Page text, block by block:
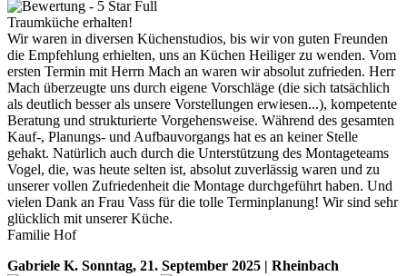
Traumküche erhalten!
Wir waren in diversen Küchenstudios, bis wir von guten Freunden
die Empfehlung erhielten, uns an Küchen Heiliger zu wenden. Vom
ersten Termin mit Herrn Mach an waren wir absolut zufrieden. Herr
Mach überzeugte uns durch eigene Vorschläge (die sich tatsächlich
als deutlich besser als unsere Vorstellungen erwiesen...), kompetente
Beratung und strukturierte Vorgehensweise. Während des gesamten
Kauf-, Planungs- und Aufbauvorgangs hat es an keiner Stelle
gehakt. Natürlich auch durch die Unterstützung des Montageteams
Vogel, die, was heute selten ist, absolut zuverlässig waren und zu
unserer vollen Zufriedenheit die Montage durchgeführt haben. Und
vielen Dank an Frau Vass für die tolle Terminplanung! Wir sind sehr
glücklich mit unserer Küche.
Familie Hof
Gabriele K. Sonntag, 21. September 2025 | Rheinbach